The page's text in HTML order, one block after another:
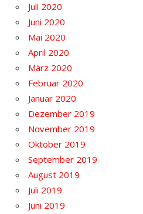
Juli 2020
Juni 2020
Mai 2020
April 2020
März 2020
Februar 2020
Januar 2020
Dezember 2019
November 2019
Oktober 2019
September 2019
August 2019
Juli 2019
Juni 2019